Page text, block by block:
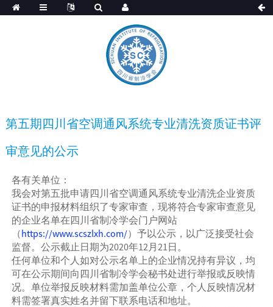
第五期四川省空调通风系统专业清洗资质证书评
审意见的公示
各有关单位：
我会对第五批申请四川省空调通风系统专业清洗企业资质
证书的申报材料组织了专家审查，现将符合专家审查意见
的企业名单在四川省制冷学会门户网站
（https://www.scszlxh.com/）予以公示，以广泛接受社会
监督。公示截止日期为2020年12月21日。
任何单位和个人如对公示名单上的企业情况持有异议，均
可在公示期间向四川省制冷学会秘书处进行举报或反映情
况。单位举报反映材料需加盖单位公章，个人反映情况材
料需签署真实姓名并留下联系电话和地址。